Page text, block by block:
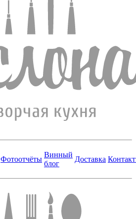
Фотоотчёты
Винный
блог
Доставка